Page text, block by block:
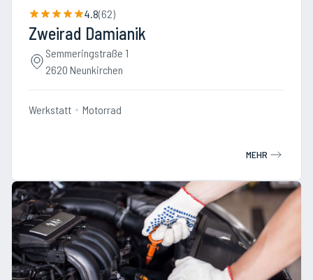
4.8(62)
Zweirad Damianik
Semmeringstraße 1
2620 Neunkirchen
Werkstatt Motorrad
MEHR